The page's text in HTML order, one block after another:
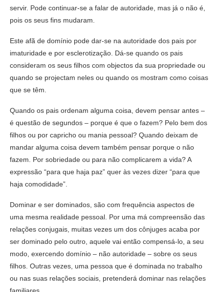
servir. Pode continuar-se a falar de autoridade, mas já o não é,
pois os seus fins mudaram.
Este afã de domínio pode dar-se na autoridade dos pais por
imaturidade e por esclerotização. Dá-se quando os pais
consideram os seus filhos com objectos da sua propriedade ou
quando se projectam neles ou quando os mostram como coisas
que se têm.
Quando os pais ordenam alguma coisa, devem pensar antes –
é questão de segundos – porque é que o fazem? Pelo bem dos
filhos ou por capricho ou mania pessoal? Quando deixam de
mandar alguma coisa devem também pensar porque o não
fazem. Por sobriedade ou para não complicarem a vida? A
expressão “para que haja paz” quer às vezes dizer “para que
haja comodidade”.
Dominar e ser dominados, são com frequência aspectos de
uma mesma realidade pessoal. Por uma má compreensão das
relações conjugais, muitas vezes um dos cônjuges acaba por
ser dominado pelo outro, aquele vai então compensá-lo, a seu
modo, exercendo domínio – não autoridade – sobre os seus
filhos. Outras vezes, uma pessoa que é dominada no trabalho
ou nas suas relações sociais, pretenderá dominar nas relações